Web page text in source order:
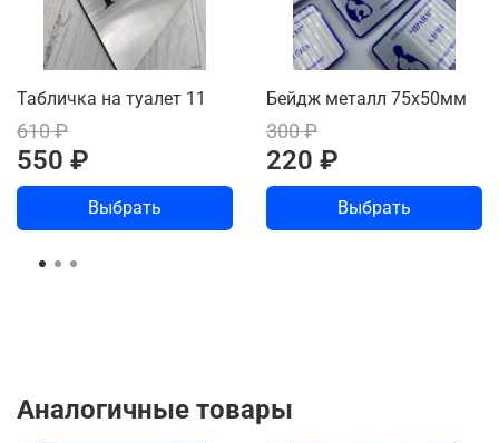
Табличка на туалет 11
610 ₽
550 ₽
Выбрать
Бейдж металл 75х50мм
300 ₽
220 ₽
Выбрать
Аналогичные товары